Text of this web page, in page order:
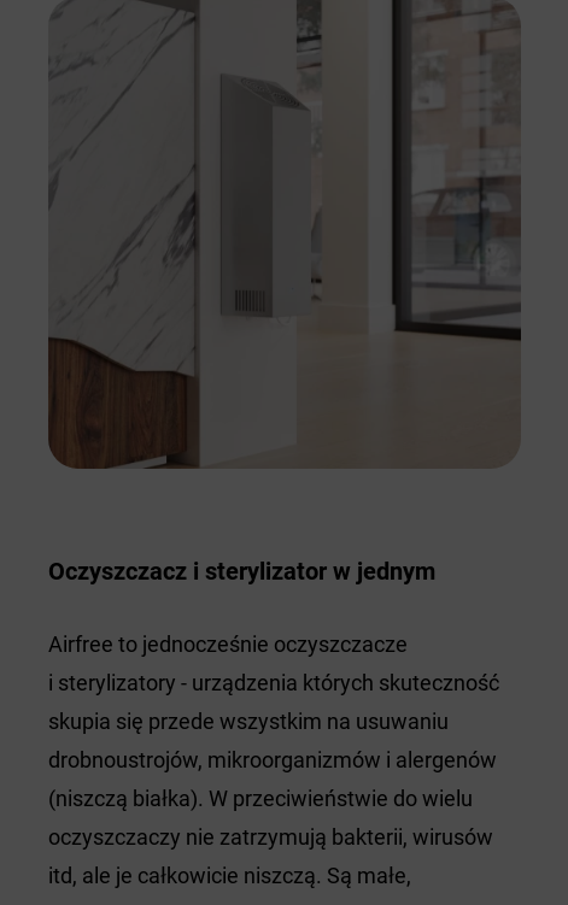
Oczyszczacz i sterylizator w jednym
Airfree to jednocześnie oczyszczacze
i sterylizatory - urządzenia których skuteczność
skupia się przede wszystkim na usuwaniu
drobnoustrojów, mikroorganizmów i alergenów
(niszczą białka). W przeciwieństwie do wielu
oczyszczaczy nie zatrzymują bakterii, wirusów
itd, ale je całkowicie niszczą. Są małe,